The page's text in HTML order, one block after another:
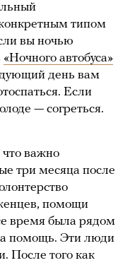
типом
вы ночью
«Ночного автобуса»
день вам
Если
— согреться.
что важно
три месяца после
помощи
время была рядом
помощь. Эти люди
После того как